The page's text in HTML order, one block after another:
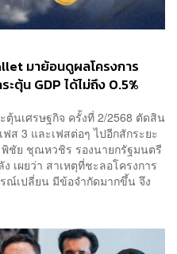
มาย้อนดูผลโครงการ
ะตุ้น GDP ได้ไม่ถึง 0.5%
นเศรษฐกิจ ครั้งที่ 2/2568 ตัดสิน
ฟส 3 และเฟสต่อๆ ไปอีกสักระยะ
ชัย ชุณหวชิร รองนายกรัฐมนตรี
เผยว่า สาเหตุที่ชะลอโครงการ
รณ์เปลี่ยน มีข้อจำกัดมากขึ้น จึง